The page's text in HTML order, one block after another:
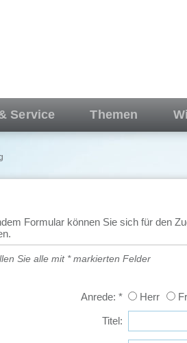
Service Themen
Formular können Sie sich für den
Sie alle mit * markierten Felder
Anrede: * Herr
Titel: